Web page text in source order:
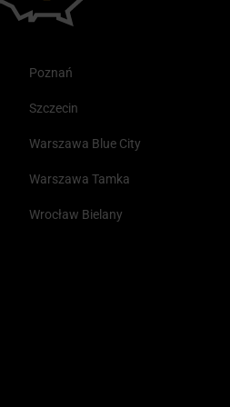
Poznań
Szczecin
Warszawa Blue City
Warszawa Tamka
Wrocław Bielany